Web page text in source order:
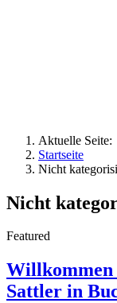
Aktuelle Seite:
Startseite
Nicht
Nicht
Featured
Willkommen
Sattler in